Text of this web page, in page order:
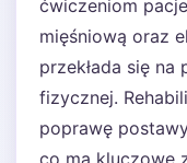
ćwiczeniom
mięśniową oraz
przekłada się
fizycznej.
poprawę
co ma kluczowe